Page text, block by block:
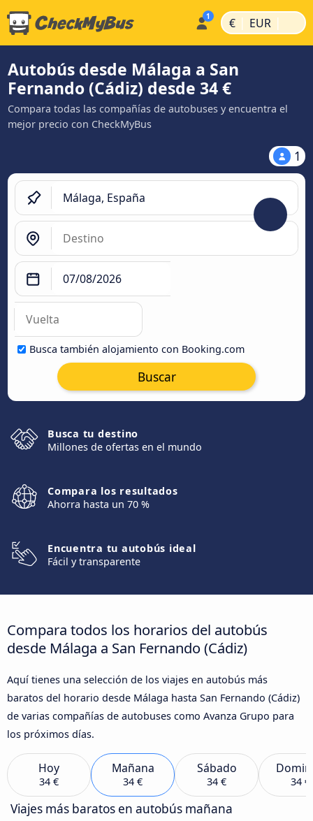
€ | EUR |
Autobús desde Málaga a San
Fernando (Cádiz) desde 34 €
Compara todas las compañías de autobuses y encuentra el
mejor precio con CheckMyBus
1
Busca también alojamiento con Booking.com
Buscar
Busca tu destino
Millones de ofertas en el mundo
Compara los resultados
Ahorra hasta un 70 %
Encuentra tu autobús ideal
Fácil y transparente
Compara todos los horarios del autobús
desde Málaga a San Fernando (Cádiz)
Aquí tienes una selección de los viajes en autobús más
baratos del horario desde Málaga hasta San Fernando (Cádiz)
de varias compañías de autobuses como Avanza Grupo para
los próximos días.
Hoy
34 €
Mañana
34 €
Sábado
34 € 34 €
Viajes más baratos en autobús mañana